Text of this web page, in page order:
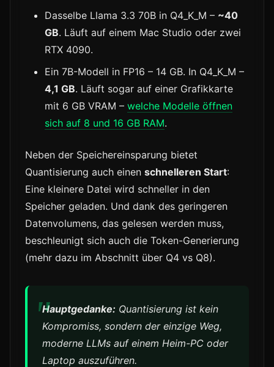
Dasselbe Llama 3.3 70B in Q4_K_M – ~40
GB. Läuft auf einem Mac Studio oder zwei
RTX 4090.
Ein 7B-Modell in FP16 – 14 GB. In Q4_K_M –
4,1 GB. Läuft sogar auf einer Grafikkarte
mit 6 GB VRAM – welche Modelle öffnen
sich auf 8 und 16 GB RAM.
Neben der Speichereinsparung bietet
Quantisierung auch einen schnelleren Start:
Eine kleinere Datei wird schneller in den
Speicher geladen. Und dank des geringeren
Datenvolumens, das gelesen werden muss,
beschleunigt sich auch die Token-Generierung
(mehr dazu im Abschnitt über Q4 vs Q8).
Hauptgedanke: Quantisierung ist kein
Kompromiss, sondern der einzige Weg,
moderne LLMs auf einem Heim-PC oder
Laptop auszuführen.